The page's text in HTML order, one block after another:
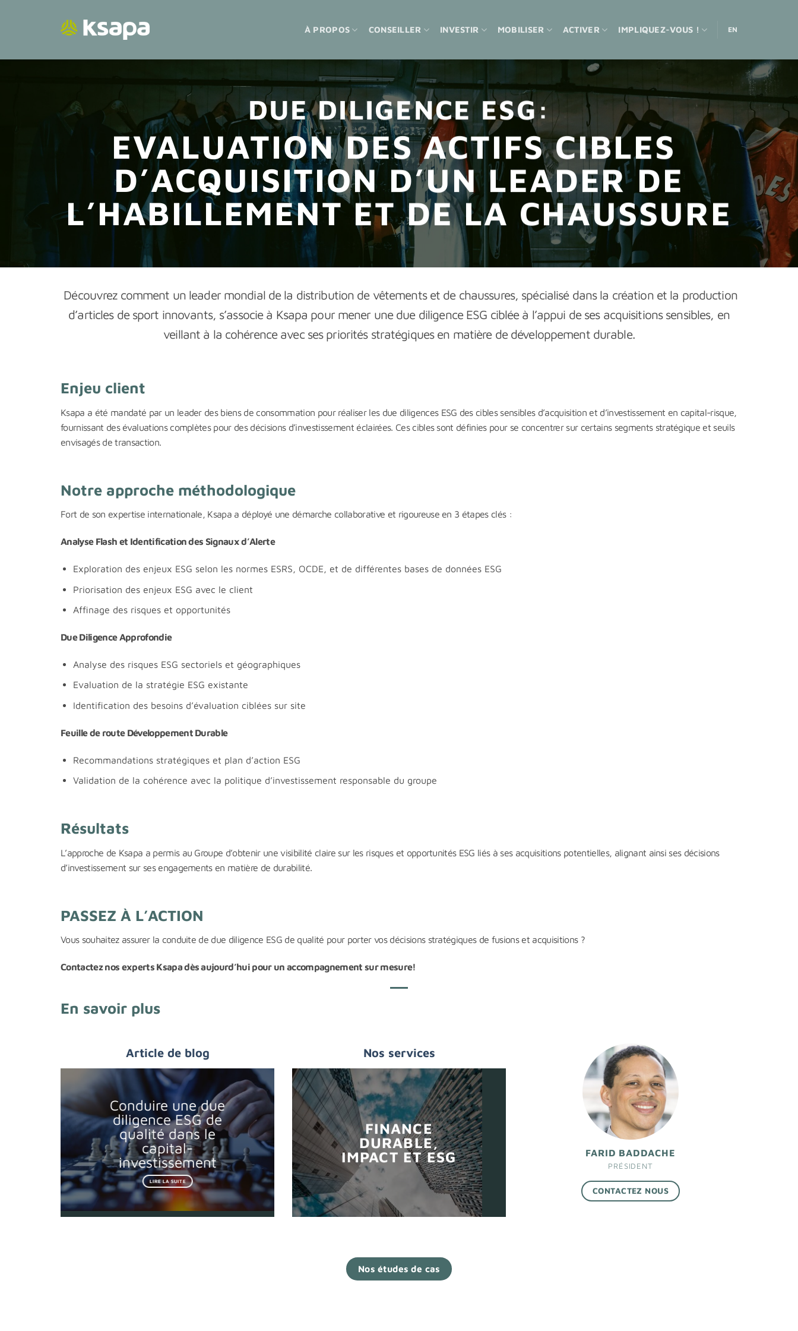
À PROPOS CONSEILLER INVESTIR MOBILISER ACTIVER IMPLIQUEZ-VOUS ! EN
DUE DILIGENCE ESG:
EVALUATION DES ACTIFS CIBLES
D’ACQUISITION D’UN LEADER DE
L’HABILLEMENT ET DE LA CHAUSSURE
Découvrez comment un leader mondial de la distribution de vêtements et de chaussures, spécialisé dans la création et la production
d’articles de sport innovants, s’associe à Ksapa pour mener une due diligence ESG ciblée à l’appui de ses acquisitions sensibles, en
veillant à la cohérence avec ses priorités stratégiques en matière de développement durable.
Enjeu client
Ksapa a été mandaté par un leader des biens de consommation pour réaliser les due diligences ESG des cibles sensibles d’acquisition et d’investissement en capital-risque,
fournissant des évaluations complètes pour des décisions d’investissement éclairées. Ces cibles sont définies pour se concentrer sur certains segments stratégique et seuils
envisagés de transaction.
Notre approche méthodologique
Fort de son expertise internationale, Ksapa a déployé une démarche collaborative et rigoureuse en 3 étapes clés :
Analyse Flash et Identification des Signaux d’Alerte
Exploration des enjeux ESG selon les normes ESRS, OCDE, et de différentes bases de données ESG
Priorisation des enjeux ESG avec le client
Affinage des risques et opportunités
Due Diligence Approfondie
Analyse des risques ESG sectoriels et géographiques
Evaluation de la stratégie ESG existante
Identification des besoins d’évaluation ciblées sur site
Feuille de route Développement Durable
Recommandations stratégiques et plan d’action ESG
Validation de la cohérence avec la politique d’investissement responsable du groupe
Résultats
L’approche de Ksapa a permis au Groupe d’obtenir une visibilité claire sur les risques et opportunités ESG liés à ses acquisitions potentielles, alignant ainsi ses décisions
d’investissement sur ses engagements en matière de durabilité.
PASSEZ À L’ACTION
Vous souhaitez assurer la conduite de due diligence ESG de qualité pour porter vos décisions stratégiques de fusions et acquisitions ?
Contactez nos experts Ksapa dès aujourd’hui pour un accompagnement sur mesure!
En savoir plus
Article de blog
Conduire une due
diligence ESG de
qualité dans le
capital-
investissement
LIRE LA SUITE
Nos services
FINANCE
DURABLE,
IMPACT ET ESG
FARID BADDACHE
PRÉSIDENT
CONTACTEZ NOUS
Nos études de cas